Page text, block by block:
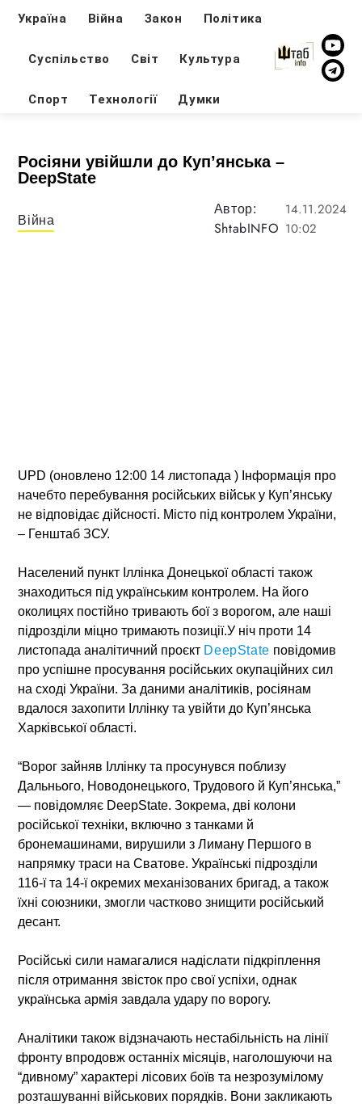
Україна Війна Закон Політика
Суспільство Світ Культура
Спорт Технології Думки
Росіяни увійшли до Куп’янська –
DeepState
Війна
Автор:
ShtabINFO
14.11.2024
10:02
UPD (оновлено 12:00 14 листопада ) Інформація про
начебто перебування російських військ у Куп’янську
не відповідає дійсності. Місто під контролем України,
– Генштаб ЗСУ.
Населений пункт Іллінка Донецької області також
знаходиться під українським контролем. На його
околицях постійно тривають бої з ворогом, але наші
підрозділи міцно тримають позиції.У ніч проти 14
листопада аналітичний проєкт DeepState повідомив
про успішне просування російських окупаційних сил
на сході України. За даними аналітиків, росіянам
вдалося захопити Іллінку та увійти до Куп’янська
Харківської області.
“Ворог зайняв Іллінку та просунувся поблизу
Дальнього, Новодонецького, Трудового й Куп’янська,”
— повідомляє DeepState. Зокрема, дві колони
російської техніки, включно з танками й
бронемашинами, вирушили з Лиману Першого в
напрямку траси на Сватове. Українські підрозділи
116-ї та 14-ї окремих механізованих бригад, а також
їхні союзники, змогли частково знищити російський
десант.
Російські сили намагалися надіслати підкріплення
після отримання звісток про свої успіхи, однак
українська армія завдала удару по ворогу.
Аналітики також відзначають нестабільність на лінії
фронту впродовж останніх місяців, наголошуючи на
“дивному” характері лісових боїв та незрозумілому
розташуванні військових порядків. Вони закликають